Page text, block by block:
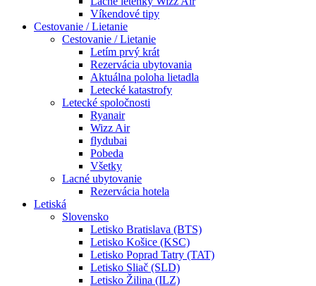
Víkendové tipy
Cestovanie / Lietanie
Cestovanie / Lietanie
Letím prvý krát
Rezervácia ubytovania
Aktuálna poloha lietadla
Letecké katastrofy
Letecké spoločnosti
Ryanair
Wizz Air
flydubai
Pobeda
Všetky
Lacné ubytovanie
Rezervácia hotela
Letiská
Slovensko
Letisko Bratislava (BTS)
Letisko Košice (KSC)
Letisko Poprad Tatry (TAT)
Letisko Sliač (SLD)
Letisko Žilina (ILZ)